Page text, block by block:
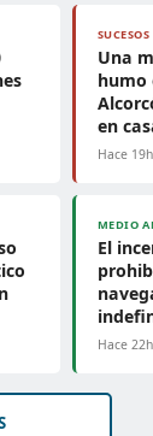
SUCESOS
Una
humo
en
Hace 19h
MEDIO
El
Hace 22h